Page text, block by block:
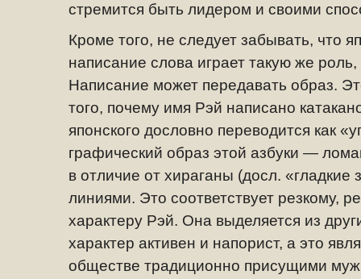
стремится быть лидером и своими
Кроме того, не следует забывать, что
написание слова играет такую же
Написание может передавать образ.
того, почему имя Рэй написано
японского дословно переводится как
графический образ этой азбуки —
в отличие от хираганы (досл.
линиями. Это соответствует резкому,
характеру Рэй. Она выделяется из
характер активен и напорист, а это
обществе традиционно присущими